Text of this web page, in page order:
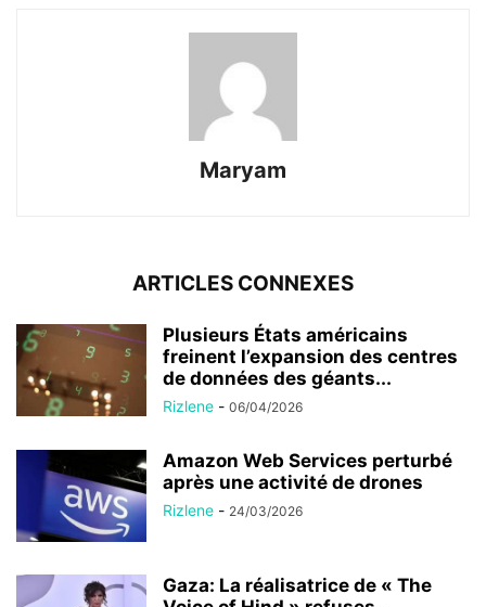
Maryam
ARTICLES CONNEXES
Plusieurs États américains
freinent l’expansion des centres
de données des géants...
Rizlene - 06/04/2026
Amazon Web Services perturbé
après une activité de drones
Rizlene - 24/03/2026
Gaza: La réalisatrice de « The